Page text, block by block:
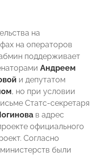
на
на операторов
поддерживает
Андреем
и депутатом
, но при условии
Статс-секретаря
в адрес
официального
Согласно
были